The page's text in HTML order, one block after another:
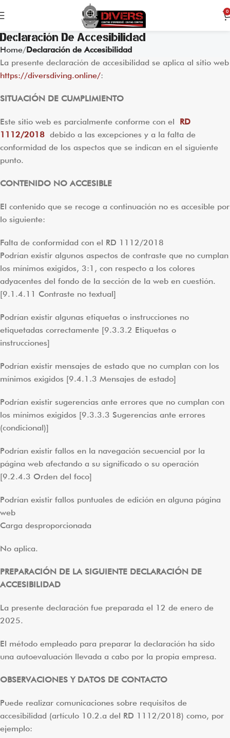
0
Declaración De Accesibilidad
Home
Declaración de Accesibilidad
La presente declaración de accesibilidad se aplica al sitio web
https://diversdiving.online/:
SITUACIÓN DE CUMPLIMIENTO
Este sitio web es parcialmente conforme con el
RD
1112/2018 debido a las excepciones y a la falta de
conformidad de los aspectos que se indican en el siguiente
punto.
CONTENIDO NO ACCESIBLE
El contenido que se recoge a continuación no es accesible por
lo siguiente:
Falta de conformidad con el RD 1112/2018
Podrían existir algunos aspectos de contraste que no cumplan
los mínimos exigidos, 3:1, con respecto a los colores
adyacentes del fondo de la sección de la web en cuestión.
[9.1.4.11 Contraste no textual]
Podrían existir algunas etiquetas o instrucciones no
etiquetadas correctamente [9.3.3.2 Etiquetas o
instrucciones]
Podrían existir mensajes de estado que no cumplan con los
mínimos exigidos [9.4.1.3 Mensajes de estado]
Podrían existir sugerencias ante errores que no cumplan con
los mínimos exigidos [9.3.3.3 Sugerencias ante errores
(condicional)]
Podrían existir fallos en la navegación secuencial por la
página web afectando a su significado o su operación
[9.2.4.3 Orden del foco]
Podrían existir fallos puntuales de edición en alguna página
web
Carga desproporcionada
No aplica.
PREPARACIÓN DE LA SIGUIENTE DECLARACIÓN DE
ACCESIBILIDAD
La presente declaración fue preparada el 12 de enero de
2025.
El método empleado para preparar la declaración ha sido
una autoevaluación llevada a cabo por la propia empresa.
OBSERVACIONES Y DATOS DE CONTACTO
Puede realizar comunicaciones sobre requisitos de
accesibilidad (artículo 10.2.a del RD 1112/2018) como, por
ejemplo: